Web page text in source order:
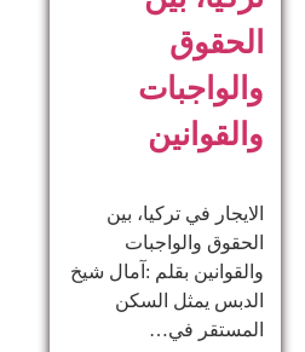
الحقوق
والواجبات
والقوانين
الايجار في تركيا، بين
الحقوق والواجبات
والقوانين بقلم :آمال شيخ
الدبس يمثل السكن
المستقر في…